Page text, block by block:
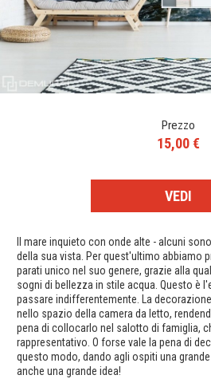
Prezzo
15,00 €
VEDI
Il mare inquieto con onde alte - alcuni
della sua vista. Per quest'ultimo abbiamo
parati unico nel suo genere, grazie alla
sogni di bellezza in stile acqua. Questo è
passare indifferentemente. La
nello spazio della camera da letto,
pena di collocarlo nel salotto di famiglia,
rappresentativo. O forse vale la pena di
questo modo, dando agli ospiti una
anche una grande idea!